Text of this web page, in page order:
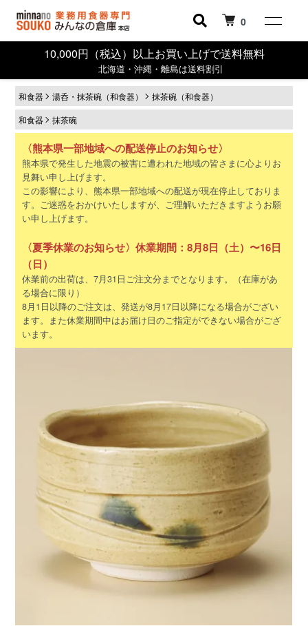
0
10,000円（税込）以上お買い上げで送料無料
北海道・沖縄・離島は送料割引
和食器 湯呑・抹茶碗（和食器）
抹茶碗（和食器）
和食器
抹茶碗
〈熊本県一部地域への配送停止のお知らせ〉
熊本県で発生した地震の被害に遭われた地域の皆さまに心よりお
見舞い申し上げます。
この影響により、熊本県一部地域への配送が現在停止しておりま
す。ご迷惑をおかけいたしますが、ご理解いただきますようお願
い申し上げます。
〈夏季休業のお知らせ〉休業期間：8月8日（土）〜16日
（日）
休業前の出荷は、7月31日ご注文分までとなります。（在庫があ
る場合に限り）
8月1日以降のご注文は、発送が8月17日以降になる場合がござい
ます。また休業期間中はお届け日のご指定ができない場合がござ
います。